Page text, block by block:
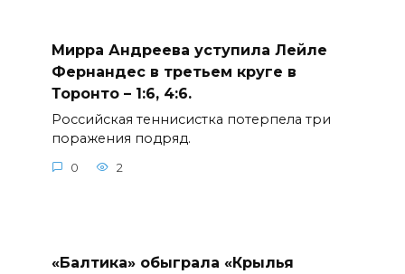
Мирра Андреева уступила Лейле
Фернандес в третьем круге в
Торонто – 1:6, 4:6.
Российская теннисистка потерпела три
поражения подряд.
0 2
«Балтика» обыграла «Крылья